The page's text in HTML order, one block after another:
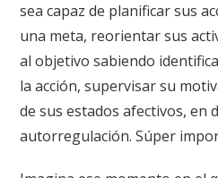
sea capaz de planificar sus
una meta, reorientar sus
al objetivo sabiendo
la acción, supervisar su
de sus estados afectivos, en
autorregulación. Súper